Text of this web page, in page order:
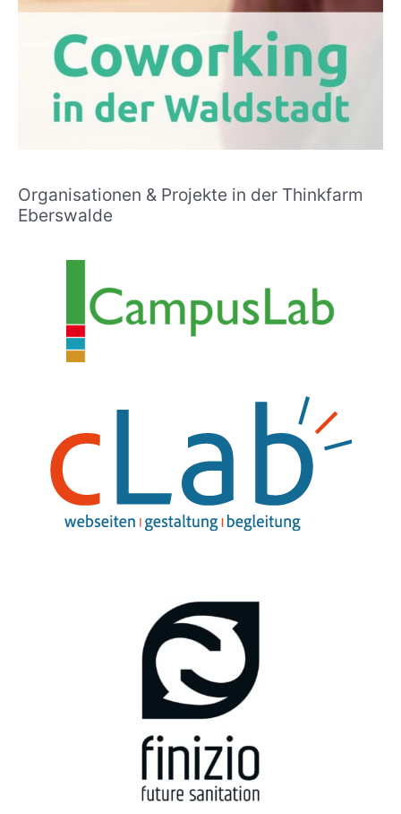
Organisationen & Projekte in der Thinkfarm
Eberswalde